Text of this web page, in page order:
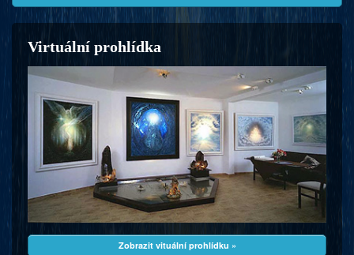
Virtuální prohlídka
Zobrazit vituální prohlídku »